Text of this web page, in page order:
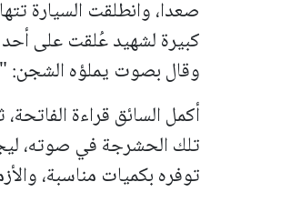
صعدا، وانطلقت السيارة
كبيرة لشهيد عُلقت على أحد
وقال بصوت يملؤه الشجن:
أكمل السائق قراءة
تلك الحشرجة في صوته،
توفره بكميات مناسبة،